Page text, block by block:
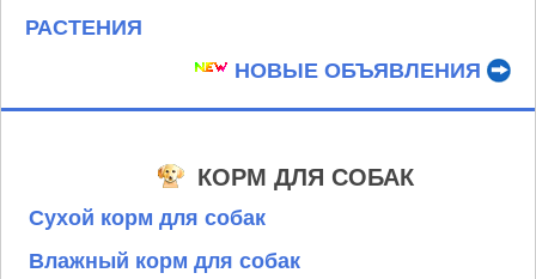
РАСТЕНИЯ
НОВЫЕ ОБЪЯВЛЕНИЯ
КОРМ ДЛЯ СОБАК
Сухой корм для собак
Влажный корм для собак